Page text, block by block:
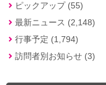
ピックアップ (55)
最新ニュース (2,148)
行事予定 (1,794)
訪問者別お知らせ (3)